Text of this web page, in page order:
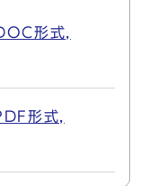
形式,
形式,